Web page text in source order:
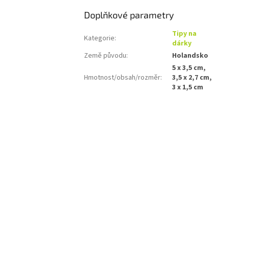
Doplňkové parametry
Kategorie:
Tipy na
dárky
Země původu: Holandsko
Hmotnost/obsah/rozměr:
5 x 3,5 cm,
3,5 x 2,7 cm,
3 x 1,5 cm